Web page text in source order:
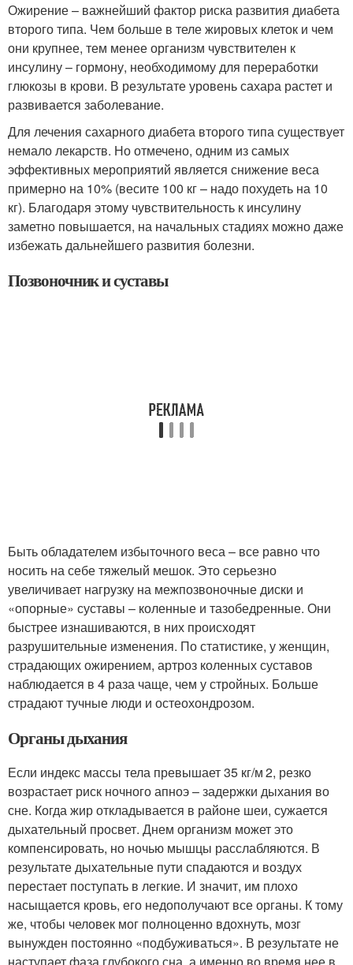
Ожирение – важнейший фактор риска развития диабета
второго типа. Чем больше в теле жировых клеток и чем
они крупнее, тем менее организм чувствителен к
инсулину – гормону, необходимому для переработки
глюкозы в крови. В результате уровень сахара растет и
развивается заболевание.
Для лечения сахарного диабета второго типа существует
немало лекарств. Но отмечено, одним из самых
эффективных мероприятий является снижение веса
примерно на 10% (весите 100 кг – надо похудеть на 10
кг). Благодаря этому чувствительность к инсулину
заметно повышается, на начальных стадиях можно даже
избежать дальнейшего развития болезни.
Позвоночник и суставы
Быть обладателем избыточного веса – все равно что
носить на себе тяжелый мешок. Это серьезно
увеличивает нагрузку на межпозвоночные диски и
«опорные» суставы – коленные и тазобедренные. Они
быстрее изнашиваются, в них происходят
разрушительные изменения. По статистике, у женщин,
страдающих ожирением, артроз коленных суставов
наблюдается в 4 раза чаще, чем у стройных. Больше
страдают тучные люди и остеохондрозом.
Органы дыхания
Если индекс массы тела превышает 35 кг/м2, резко
возрастает риск ночного апноэ – задержки дыхания во
сне. Когда жир откладывается в районе шеи, сужается
дыхательный просвет. Днем организм может это
компенсировать, но ночью мышцы расслабляются. В
результате дыхательные пути спадаются и воздух
перестает поступать в легкие. И значит, им плохо
насыщается кровь, его недополучают все органы. К тому
же, чтобы человек мог полноценно вдохнуть, мозг
вынужден постоянно «подбуживаться». В результате не